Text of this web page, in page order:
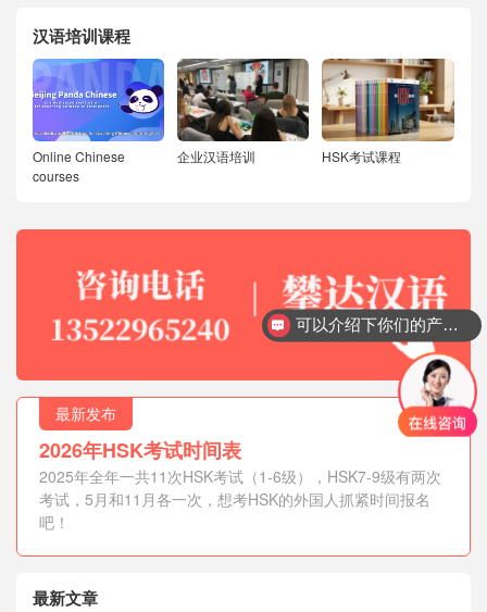
汉语培训课程
Online Chinese
courses
企业汉语培训 HSK考试课程
最新发布
2026年HSK考试时间表
2025年全年一共11次HSK考试（1-6级），HSK7-9级有两次
考试，5月和11月各一次，想考HSK的外国人抓紧时间报名
吧！
最新文章
可以介绍下你们的产品么？